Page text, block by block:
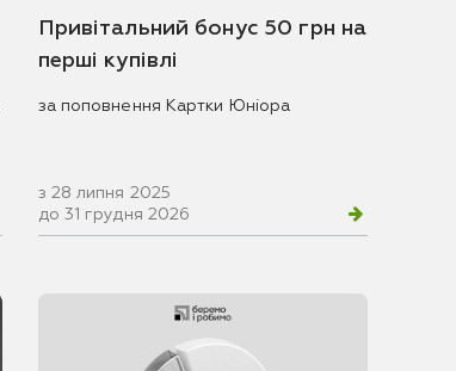
Привітальний бонус 50 грн на
перші купівлі
за поповнення Картки Юніора
з 28 липня 2025
до 31 грудня 2026